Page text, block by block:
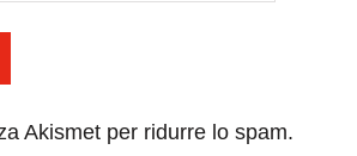
Akismet per ridurre lo spam.